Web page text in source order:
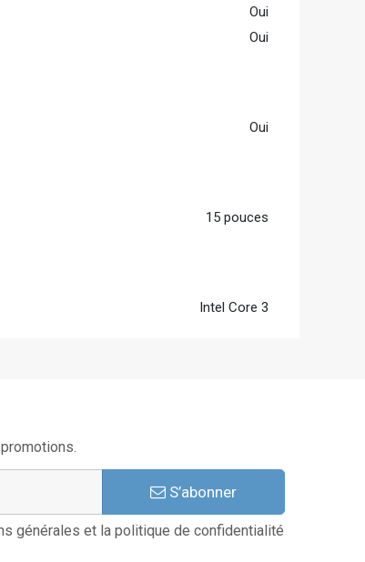
Oui
Oui
Oui
15 pouces
Intel Core 3
S’abonner
générales et la politique de confidentialité